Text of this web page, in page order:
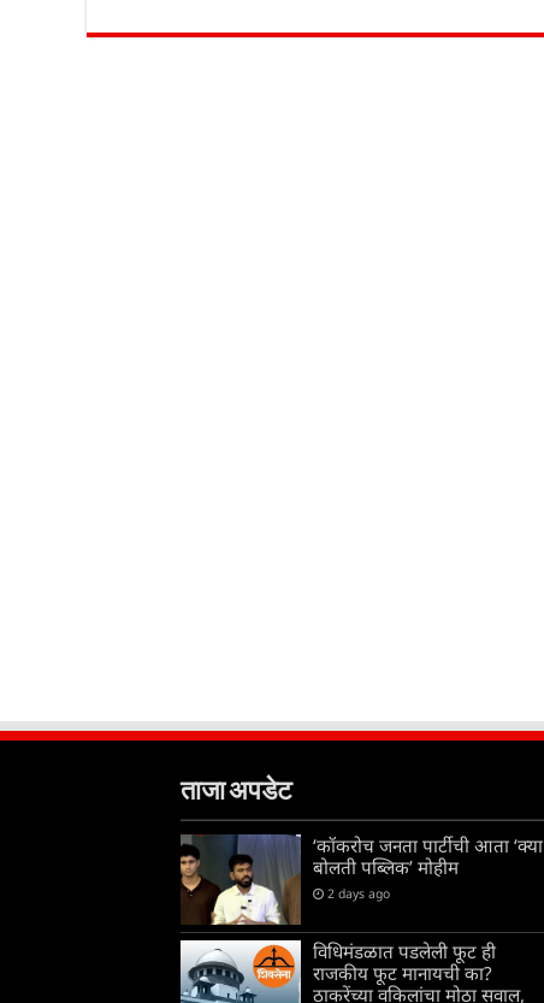
ताजा अपडेट
‘कॉकरोच जनता पार्टीची आता ‘क्या
बोलती पब्लिक’ मोहीम
2 days ago
विधिमंडळात पडलेली फूट ही
राजकीय फूट मानायची का?
ठाकरेंच्या वकिलांचा मोठा सवाल,